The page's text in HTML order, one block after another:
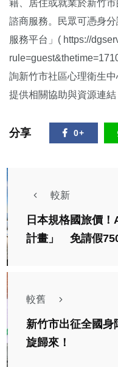
籍、居住或就業於新竹
諮商服務。民眾可憑身
服務平台」( https://
詢新竹市社區心理衛生
提供相關協助與資源連結
分享 0+
較新
日本規格國旅價
計畫」 免請假
較舊
新竹市出征全國身
旋歸來！